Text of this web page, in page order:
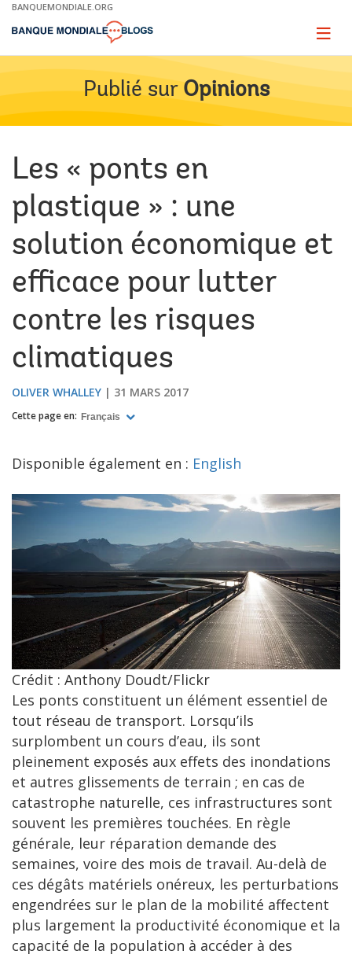
Skip
Main
BANQUEMONDIALE.ORG
Page
Publié sur Opinions
Les « ponts en
plastique » : une
solution économique et
efficace pour lutter
contre les risques
climatiques
OLIVER WHALLEY 31 MARS 2017
Cette page en: Français
Disponible également en : English
Crédit : Anthony Doudt/Flickr
Les ponts constituent un élément essentiel de
tout réseau de transport. Lorsqu’ils
surplombent un cours d’eau, ils sont
pleinement exposés aux effets des inondations
et autres glissements de terrain ; en cas de
catastrophe naturelle, ces infrastructures sont
souvent les premières touchées. En règle
générale, leur réparation demande des
semaines, voire des mois de travail. Au-delà de
ces dégâts matériels onéreux, les perturbations
engendrées sur le plan de la mobilité affectent
plus largement la productivité économique et la
capacité de la population à accéder à des